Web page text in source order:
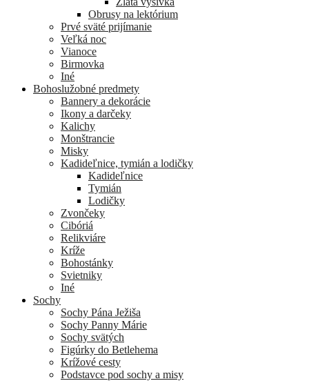
Obrusy na lektórium
Prvé sväté prijímanie
Veľká noc
Vianoce
Birmovka
Iné
Bohoslužobné predmety
Bannery a dekorácie
Ikony a darčeky
Kalichy
Monštrancie
Misky
Kadideľnice, tymián a lodičky
Kadideľnice
Tymián
Lodičky
Zvončeky
Cibóriá
Relikviáre
Kríže
Bohostánky
Svietniky
Iné
Sochy
Sochy Pána Ježiša
Sochy Panny Márie
Sochy svätých
Figúrky do Betlehema
Krížové cesty
Podstavce pod sochy a misy